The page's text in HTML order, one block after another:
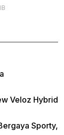
Veloz Hybrid
Sporty,